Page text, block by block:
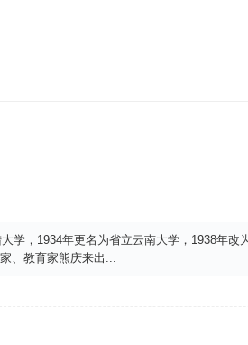
学，1934年更名为省立云南大学，1938年改
、教育家熊庆来出...